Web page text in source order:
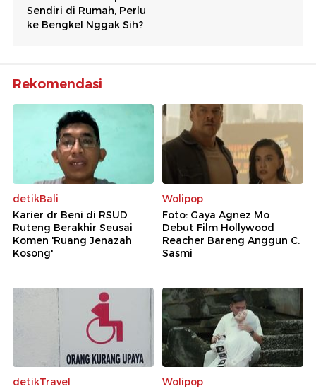
Rekomendasi
detikBali
Karier dr Beni di RSUD
Ruteng Berakhir Seusai
Komen 'Ruang Jenazah
Kosong'
Wolipop
Foto: Gaya Agnez Mo
Debut Film Hollywood
Reacher Bareng Anggun C.
Sasmi
detikTravel
Wolipop